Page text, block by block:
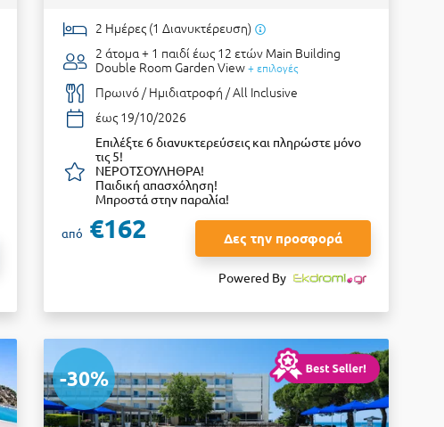
2 Ημέρες (1 Διανυκτέρευση)
2 άτομα + 1 παιδί έως 12 ετών Main Building
Double Room Garden View + επιλογές
Πρωινό / Ημιδιατροφή / All Inclusive
έως 19/10/2026
Επιλέξτε 6 διανυκτερεύσεις και πληρώστε μόνο
τις 5!
ΝΕΡΟΤΣΟΥΛΗΘΡΑ!
Παιδική απασχόληση!
Μπροστά στην παραλία!
από €162 Δες την προσφορά
Powered By
-30%